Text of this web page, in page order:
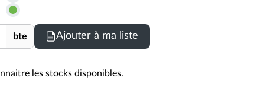
les
prix
TTC
bte Ajouter à ma liste
les stocks disponibles.